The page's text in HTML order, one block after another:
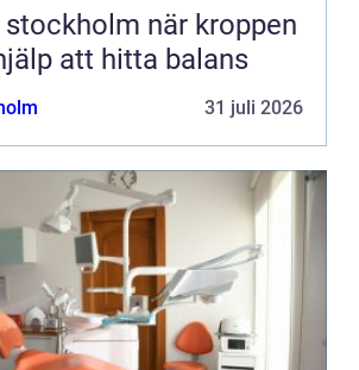
när kroppen
att hitta balans
31 juli 2026